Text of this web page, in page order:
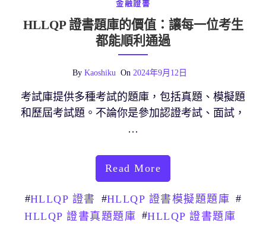
金融證書
HLLQP 證書題庫的價值：讓每一位考生
都能順利通過
By Kaoshiku On 2024年9月12日
考試庫提供多種考試的題庫，包括真題、模擬題
和歷屆考試題。不論你是參加認證考試、面試，
…
Read More
#HLLQP 證書 #HLLQP 證書模擬題題庫 #
HLLQP 證書真題題庫 #HLLQP 證書題庫